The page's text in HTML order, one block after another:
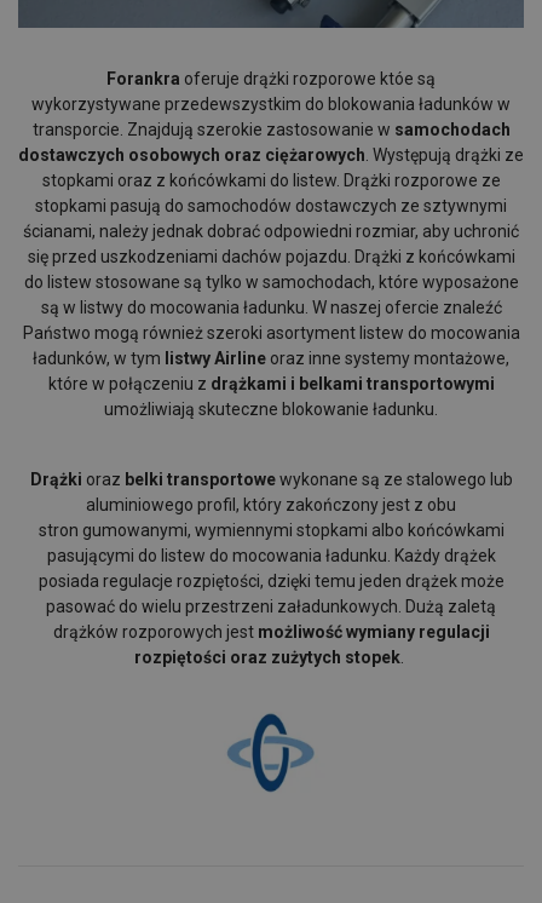
Forankra oferuje drążki rozporowe któe są
wykorzystywane przedewszystkim do blokowania ładunków w
transporcie. Znajdują szerokie zastosowanie w samochodach
dostawczych osobowych oraz ciężarowych . Występują drążki ze
stopkami oraz z końcówkami do listew. Drążki rozporowe ze
stopkami pasują do samochodów dostawczych ze sztywnymi
ścianami, należy jednak dobrać odpowiedni rozmiar, aby uchronić
się przed uszkodzeniami dachów pojazdu. Drążki z końcówkami
do listew stosowane są tylko w samochodach, które wyposażone
są w listwy do mocowania ładunku. W naszej ofercie znaleźć
Państwo mogą również szeroki asortyment listew do mocowania
ładunków, w tym listwy Airline oraz inne systemy montażowe,
które w połączeniu z drążkami i belkami transportowymi
umożliwiają skuteczne blokowanie ładunku.
Drążki oraz belki transportowewykonane są ze stalowego lub
aluminiowego profil, który zakończony jest z obu
stron gumowanymi, wymiennymi stopkami albo końcówkami
pasującymi do listew do mocowania ładunku. Każdy drążek
posiada regulacje rozpiętości, dzięki temu jeden drążek może
pasować do wielu przestrzeni załadunkowych. Dużą zaletą
drążków rozporowych jest możliwość wymiany regulacji
rozpiętości oraz zużytych stopek